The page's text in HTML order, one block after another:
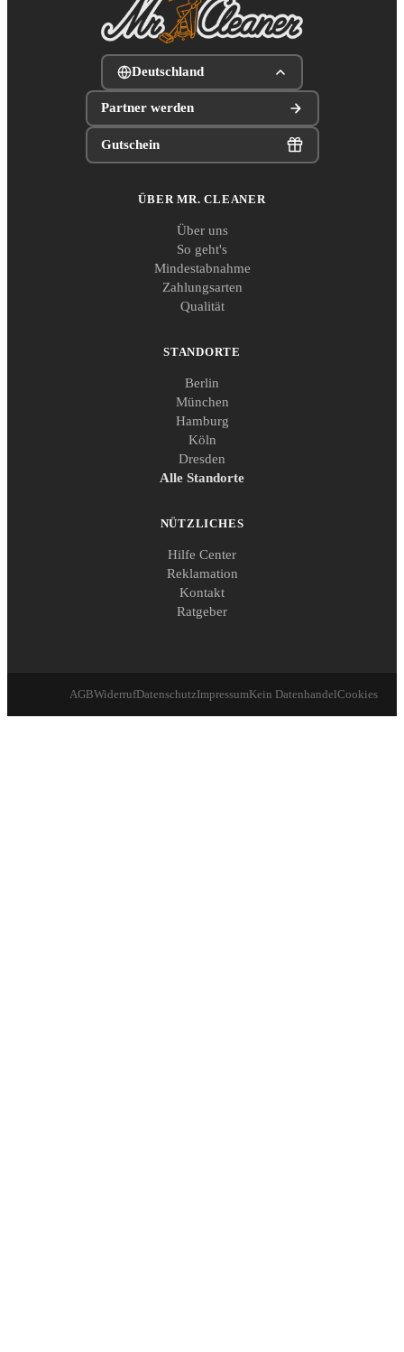
Deutschland
Partner werden
Gutschein
ÜBER MR. CLEANER
Über uns
So geht's
Mindestabnahme
Zahlungsarten
Qualität
STANDORTE
Berlin
München
Hamburg
Köln
Dresden
Alle Standorte
NÜTZLICHES
Hilfe Center
Reklamation
Kontakt
Ratgeber
AGBWiderrufDatenschutzImpressumKein DatenhandelCookies